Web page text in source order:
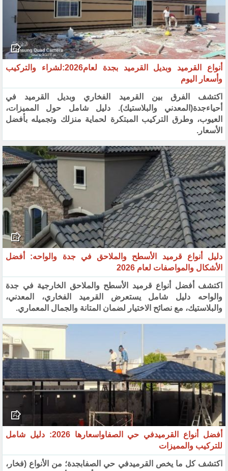
أنواع القرميد وبديل القرميد بجدة لعام2026:لشراء والتركيب
وأسعار اليوم
اكتشف الفرق بين القرميد الفخاري وبديل القرميد في
أحياءجدة(المعدني والبلاستيك). دليل شامل حول المميزات،
العيوب، وطرق التركيب المبتكرة لحماية منزلك وتجميله بأفضل
الأسعار.
دليل أنواع قرميد الأسطح والملاحق في جدة والواحه: أفضل
الأشكال والمواصفات لعام 2026
اكتشف أفضل أنواع قرميد الأسطح والملاحق الخارجية في جدة
والواحه دليل شامل يستعرض القرميد الفخاري، المعدني،
والبلاستيك، مع نصائح الاختيار لضمان المتانة والجمال المعماري.
أفضل أنواع القرميدفي حي الصفاواسعارها 2026: دليل شامل
للتركيب والمميزات
اكتشف كل ما يخص القرميدفي حي الصفابجدة؛ من الأنواع (فخار،